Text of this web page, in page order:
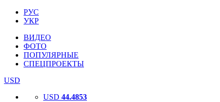
РУС
УКР
ВИДЕО
ФОТО
ПОПУЛЯРНЫЕ
СПЕЦПРОЕКТЫ
USD
USD 44.4853